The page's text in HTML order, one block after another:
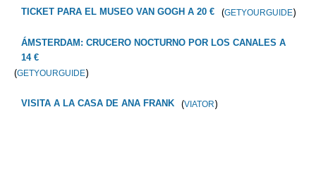
TICKET PARA EL MUSEO VAN GOGH A 20 € (GETYOURGUIDE)
ÁMSTERDAM: CRUCERO NOCTURNO POR LOS CANALES A
14 €
(GETYOURGUIDE)
VISITA A LA CASA DE ANA FRANK (VIATOR)